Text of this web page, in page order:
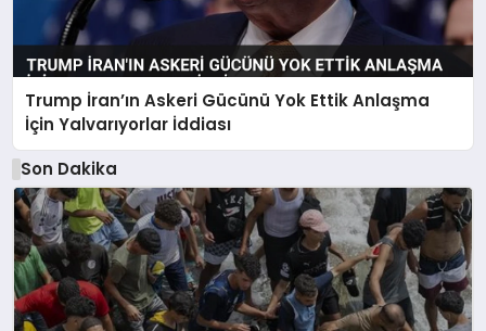
Trump İran’ın Askeri Gücünü Yok Ettik Anlaşma
İçin Yalvarıyorlar İddiası
Son Dakika